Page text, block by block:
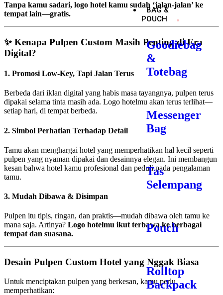
BAG &
POUCH
Goodiebag
&
Totebag
Messenger
Bag
Tas
Selempang
Pouch
Rolltop
Backpack
Tanpa kamu sadari, logo hotel kamu sudah ‘jalan-jalan’ ke
tempat lain—gratis.
✨ Kenapa Pulpen Custom Masih Penting di Era
Digital?
1. Promosi Low-Key, Tapi Jalan Terus
Berbeda dari iklan digital yang habis masa tayangnya, pulpen terus
dipakai selama tinta masih ada. Logo hotelmu akan terus terlihat—
setiap hari, di tempat berbeda.
2. Simbol Perhatian Terhadap Detail
Tamu akan menghargai hotel yang memperhatikan hal kecil seperti
pulpen yang nyaman dipakai dan desainnya elegan. Ini membangun
kesan bahwa hotel kamu profesional dan peduli pada pengalaman
tamu.
3. Mudah Dibawa & Disimpan
Pulpen itu tipis, ringan, dan praktis—mudah dibawa oleh tamu ke
mana saja. Artinya? Logo hotelmu ikut terbawa ke berbagai
tempat dan suasana.
Desain Pulpen Custom Hotel yang Nggak Biasa
Untuk menciptakan pulpen yang berkesan, kamu perlu
memperhatikan: